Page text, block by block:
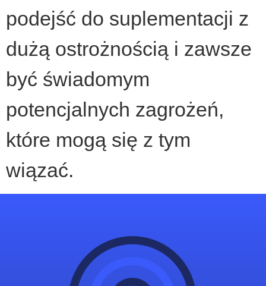
podejść do suplementacji z
dużą ostrożnością i zawsze
być świadomym
potencjalnych zagrożeń,
które mogą się z tym
wiązać.